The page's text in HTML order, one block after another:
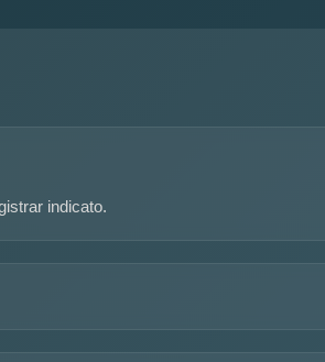
indicato.